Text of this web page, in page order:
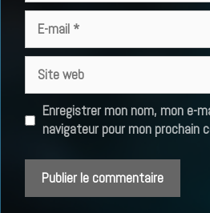
mail
web
Enregistrer mon nom, mon e-
navigateur pour mon prochain